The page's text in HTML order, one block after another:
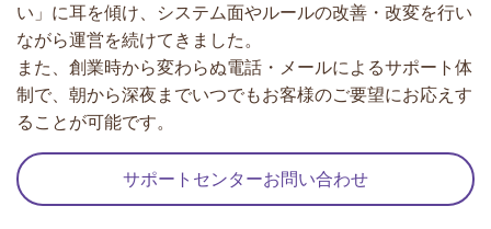
い」に耳を傾け、システム面やルールの改善・改変を行い
ながら運営を続けてきました。
また、創業時から変わらぬ電話・メールによるサポート体
制で、朝から深夜までいつでもお客様のご要望にお応えす
ることが可能です。
サポートセンターお問い合わせ